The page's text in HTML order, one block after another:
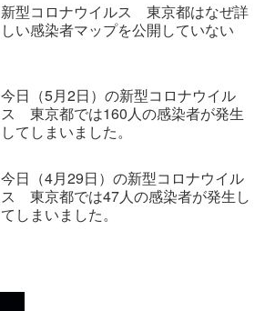
新型コロナウイルス 東京都はなぜ詳
しい感染者マップを公開していない
今日（5月2日）の新型コロナウイル
ス 東京都では160人の感染者が発生
してしまいました。
今日（4月29日）の新型コロナウイル
ス 東京都では47人の感染者が発生し
てしまいました。